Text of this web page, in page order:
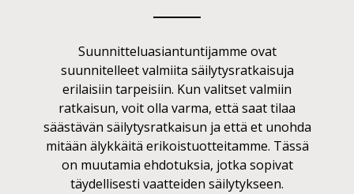
Suunnitteluasiantuntijamme ovat
suunnitelleet valmiita säilytysratkaisuja
erilaisiin tarpeisiin. Kun valitset valmiin
ratkaisun, voit olla varma, että saat tilaa
säästävän säilytysratkaisun ja että et unohda
mitään älykkäitä erikoistuotteitamme. Tässä
on muutamia ehdotuksia, jotka sopivat
täydellisesti vaatteiden säilytykseen.